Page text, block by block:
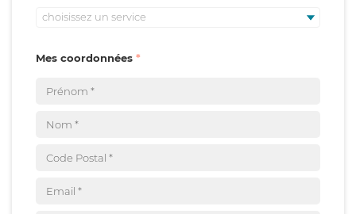
choisissez un service
Mes coordonnées